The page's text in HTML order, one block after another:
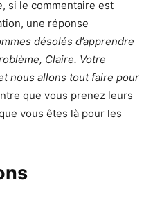
si le commentaire est
une réponse
désolés d’apprendre
Claire. Votre
nous allons tout faire pour
que vous prenez leurs
vous êtes là pour les